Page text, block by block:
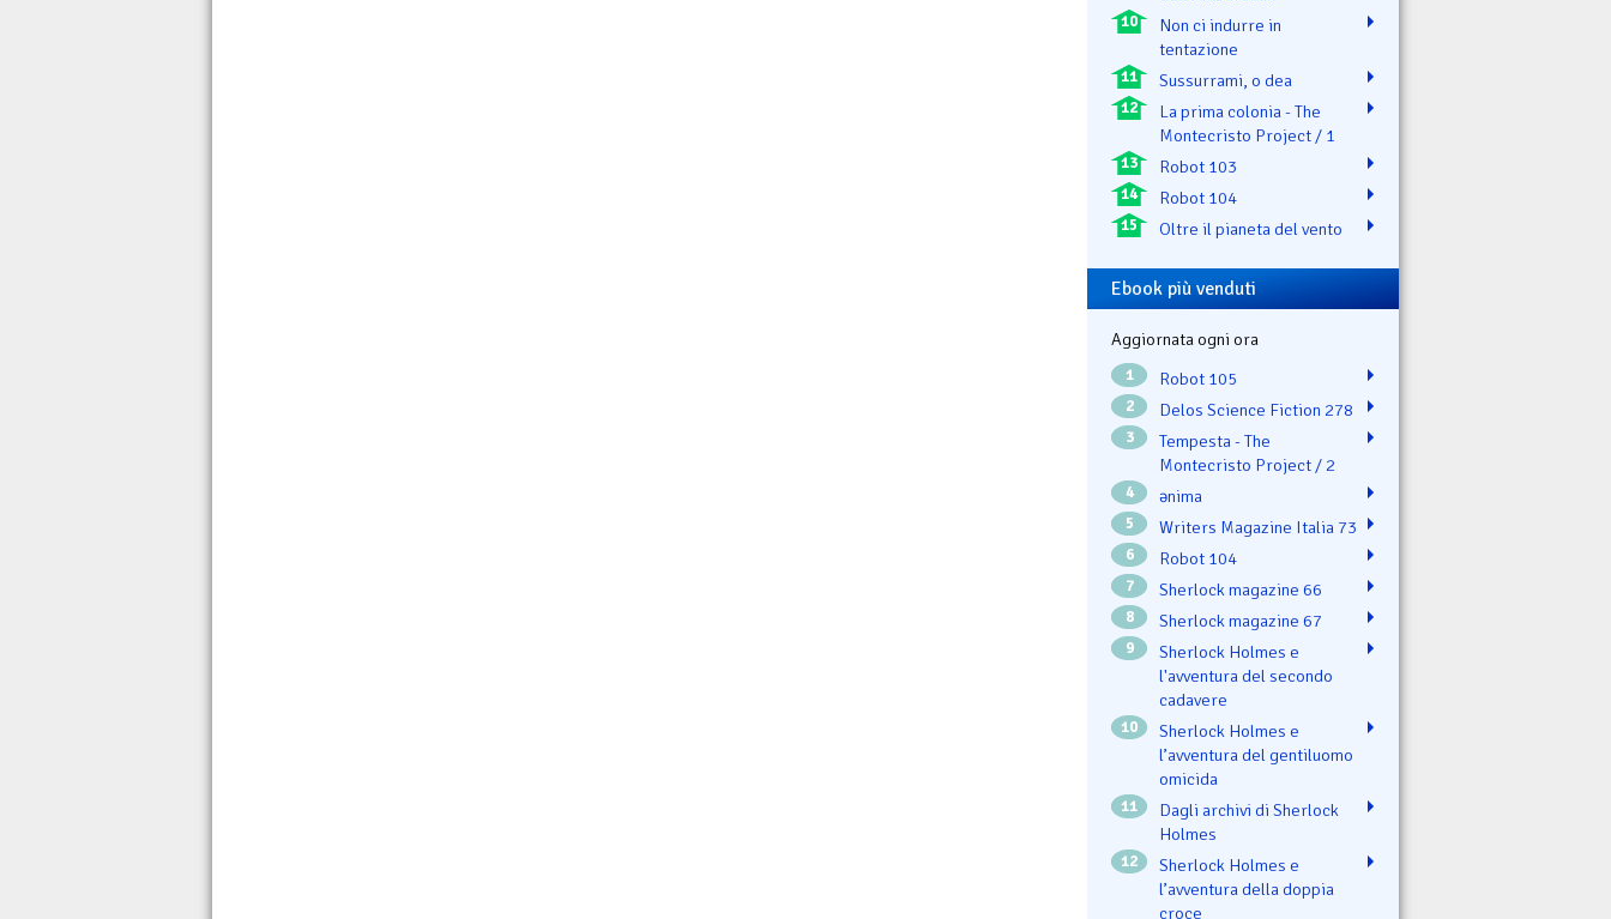
10
Non ci indurre in
tentazione
11 Sussurrami, o dea
12
La prima colonia - The
Montecristo Project / 1
13 Robot 103
14 Robot 104
15 Oltre il pianeta del vento
Ebook più venduti
Aggiornata ogni ora
1 Robot 105
2 Delos Science Fiction 278
3
Tempesta - The
Montecristo Project / 2
4 ənima
5 Writers Magazine Italia 73
6 Robot 104
7 Sherlock magazine 66
8 Sherlock magazine 67
9
Sherlock Holmes e
l'avventura del secondo
cadavere
10
Sherlock Holmes e
l’avventura del gentiluomo
omicida
11
Dagli archivi di Sherlock
Holmes
12
Sherlock Holmes e
l’avventura della doppia
croce